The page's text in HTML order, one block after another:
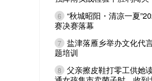
6 “秋城昭阳・清凉一夏
赛决赛落幕
7 盐津落雁乡举办文化代
题培训
8 父亲擦皮鞋打零工供她